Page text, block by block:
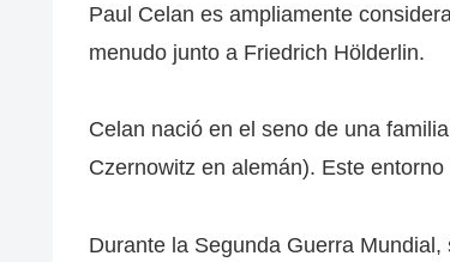
Paul Celan es ampliamente
menudo junto a Friedrich Hölderlin.
Celan nació en el seno de una
Czernowitz en alemán). Este
Durante la Segunda Guerra